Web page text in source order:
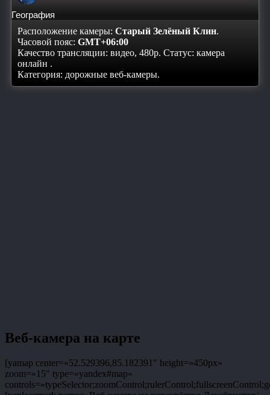
География
Расположение камеры: Старый Зелёный Клин.
Часовой пояс: GMT+06:00
Качество трансляции: видео, 480p. Статус: камера
онлайн .
Категория: дорожные веб-камеры.
Веб-камера на карте
[yamap center=»52.529396,85.182391″ height=»450px»
zoom=»15″ type=»yandex#map»